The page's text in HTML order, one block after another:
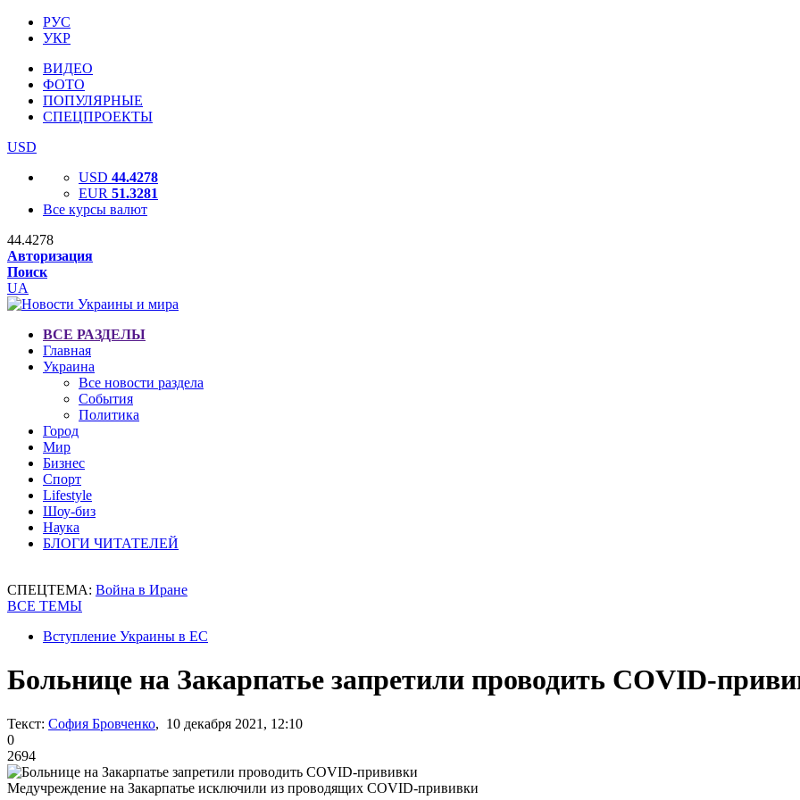
РУС
УКР
ВИДЕО
ФОТО
ПОПУЛЯРНЫЕ
СПЕЦПРОЕКТЫ
USD
USD 44.4278
EUR 51.3281
Все курсы валют
44.4278
Авторизация
Поиск
UA
ВСЕ РАЗДЕЛЫ
Главная
Украина
Все новости раздела
События
Политика
Город
Мир
Бизнес
Спорт
Lifestyle
Шоу-биз
Наука
БЛОГИ ЧИТАТЕЛЕЙ
СПЕЦТЕМА: Война в Иране
ВСЕ ТЕМЫ
Вступление Украины в ЕС
Больнице на Закарпатье запретили проводить COVID-
Текст: София Бровченко, 10 декабря 2021, 12:10
0
2694
Медучреждение на Закарпатье исключили из проводящих COVID-прививки